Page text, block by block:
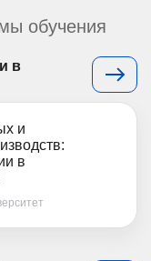
обучения
в
и
в